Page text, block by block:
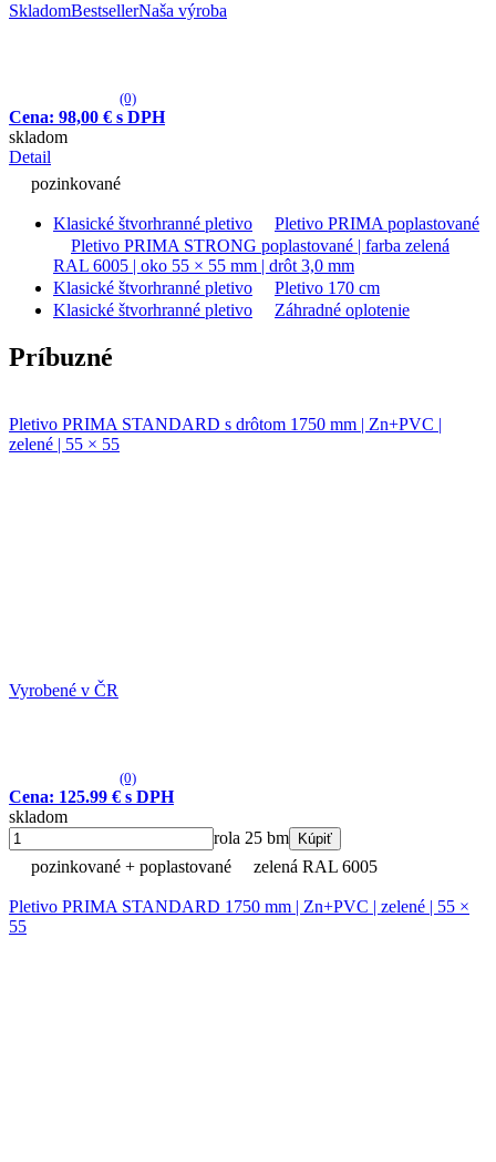
SkladomBestsellerNaša výroba
(0)
Cena: 98,00 € s DPH
skladom
Detail
pozinkované
Klasické štvorhranné pletivo
Pletivo PRIMA poplastované
Pletivo PRIMA STRONG poplastované | farba zelená
RAL 6005 | oko 55 × 55 mm | drôt 3,0 mm
Klasické štvorhranné pletivo
Pletivo 170 cm
Klasické štvorhranné pletivo
Záhradné oplotenie
Príbuzné
Pletivo PRIMA STANDARD s drôtom 1750 mm | Zn+PVC |
zelené | 55 × 55
Vyrobené v ČR
(0)
Cena: 125.99 € s DPH
skladom
rola 25 bm
Kúpiť
pozinkované + poplastované zelená RAL 6005
Pletivo PRIMA STANDARD 1750 mm | Zn+PVC | zelené | 55 ×
55